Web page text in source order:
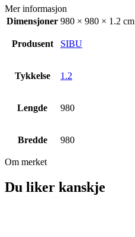
Mer informasjon
Dimensjoner 980 × 980 × 1.2 cm
Produsent SIBU
Tykkelse 1.2
Lengde 980
Bredde 980
Om merket
Du liker kanskje